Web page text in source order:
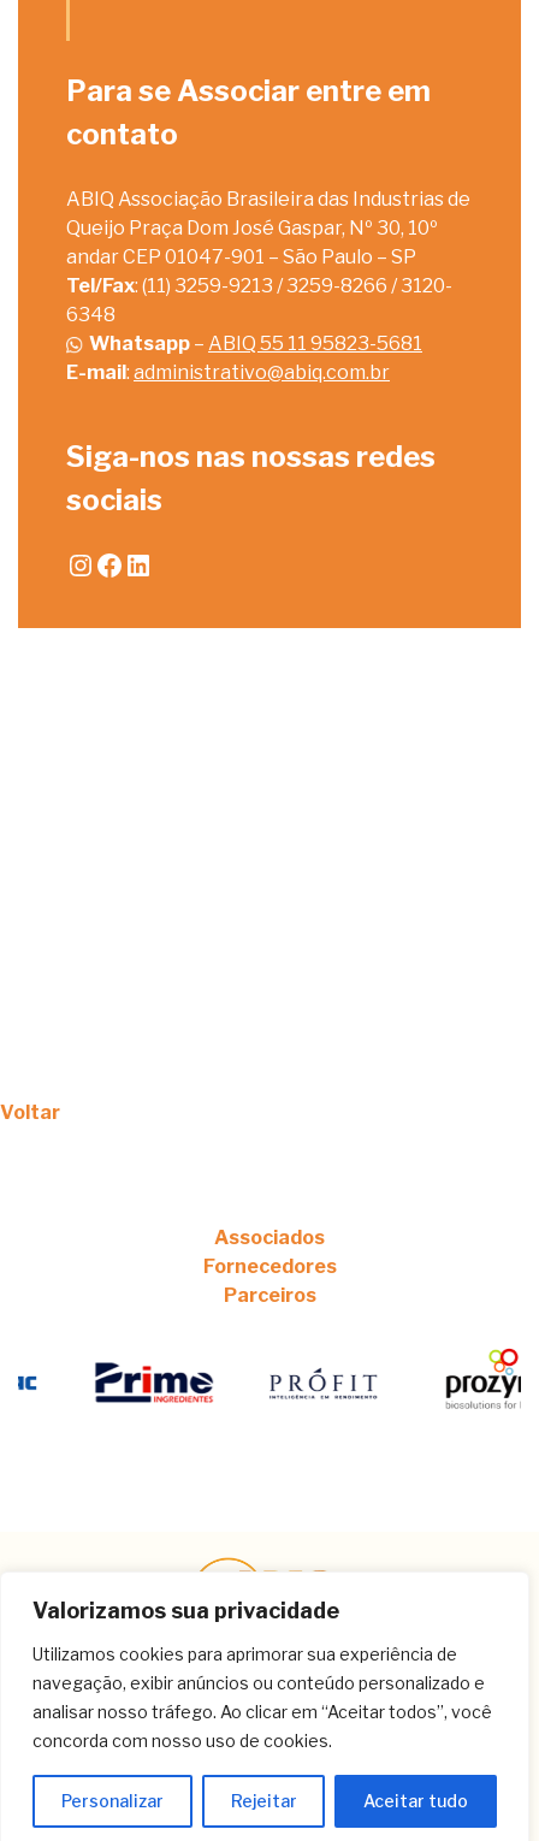
Valorizamos sua privacidade
Utilizamos cookies para aprimorar sua experiência de
navegação, exibir anúncios ou conteúdo personalizado e
analisar nosso tráfego. Ao clicar em “Aceitar todos”, você
concorda com nosso uso de cookies.
Personalizar Rejeitar Aceitar tudo
Para se Associar entre em
contato
ABIQ Associação Brasileira das Industrias de
Queijo Praça Dom José Gaspar, Nº 30, 10º
andar CEP 01047-901 – São Paulo – SP
Tel/Fax: (11) 3259-9213 / 3259-8266 / 3120-
6348
Whatsapp – ABIQ 55 11 95823-5681
E-mail: administrativo@abiq.com.br
Siga-nos nas nossas redes
sociais
Instagram
Facebook
LinkedIn
Voltar
Associados
Fornecedores
Parceiros
Contato
(11) 3259-8266